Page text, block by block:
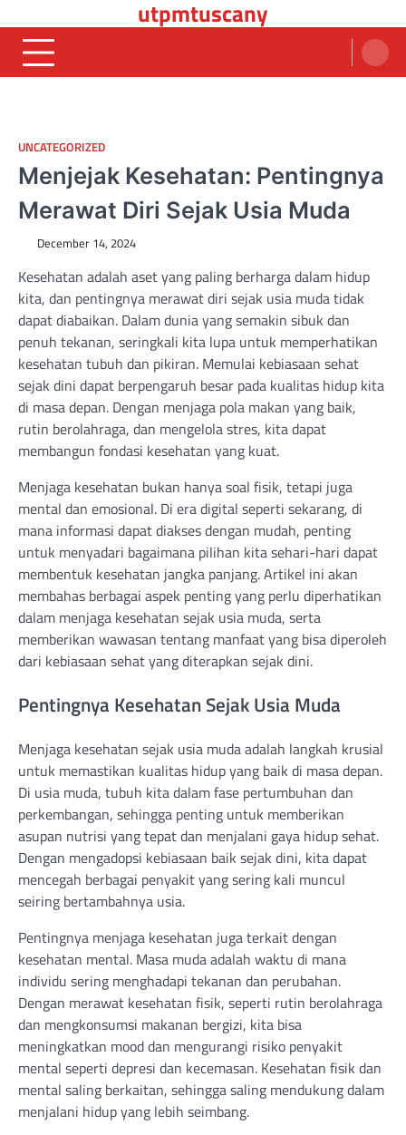
to
content
utpmtuscany
UNCATEGORIZED
Menjejak Kesehatan: Pentingnya
Merawat Diri Sejak Usia Muda
December 14, 2024
Kesehatan adalah aset yang paling berharga dalam hidup
kita, dan pentingnya merawat diri sejak usia muda tidak
dapat diabaikan. Dalam dunia yang semakin sibuk dan
penuh tekanan, seringkali kita lupa untuk memperhatikan
kesehatan tubuh dan pikiran. Memulai kebiasaan sehat
sejak dini dapat berpengaruh besar pada kualitas hidup kita
di masa depan. Dengan menjaga pola makan yang baik,
rutin berolahraga, dan mengelola stres, kita dapat
membangun fondasi kesehatan yang kuat.
Menjaga kesehatan bukan hanya soal fisik, tetapi juga
mental dan emosional. Di era digital seperti sekarang, di
mana informasi dapat diakses dengan mudah, penting
untuk menyadari bagaimana pilihan kita sehari-hari dapat
membentuk kesehatan jangka panjang. Artikel ini akan
membahas berbagai aspek penting yang perlu diperhatikan
dalam menjaga kesehatan sejak usia muda, serta
memberikan wawasan tentang manfaat yang bisa diperoleh
dari kebiasaan sehat yang diterapkan sejak dini.
Pentingnya Kesehatan Sejak Usia Muda
Menjaga kesehatan sejak usia muda adalah langkah krusial
untuk memastikan kualitas hidup yang baik di masa depan.
Di usia muda, tubuh kita dalam fase pertumbuhan dan
perkembangan, sehingga penting untuk memberikan
asupan nutrisi yang tepat dan menjalani gaya hidup sehat.
Dengan mengadopsi kebiasaan baik sejak dini, kita dapat
mencegah berbagai penyakit yang sering kali muncul
seiring bertambahnya usia.
Pentingnya menjaga kesehatan juga terkait dengan
kesehatan mental. Masa muda adalah waktu di mana
individu sering menghadapi tekanan dan perubahan.
Dengan merawat kesehatan fisik, seperti rutin berolahraga
dan mengkonsumsi makanan bergizi, kita bisa
meningkatkan mood dan mengurangi risiko penyakit
mental seperti depresi dan kecemasan. Kesehatan fisik dan
mental saling berkaitan, sehingga saling mendukung dalam
menjalani hidup yang lebih seimbang.